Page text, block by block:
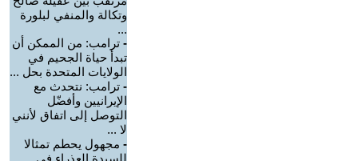
وتكالة والمنفي لبلورة
...
- ترامب: من الممكن أن
تبدأ حياة الجحيم في
الولايات المتحدة بحل ...
- ترامب: نتحدث مع
الإيرانيين وأفضّل
التوصل إلى اتفاق لأنني
لا ...
- مجهول يحطم تمثالا
للسيدة العذراء في